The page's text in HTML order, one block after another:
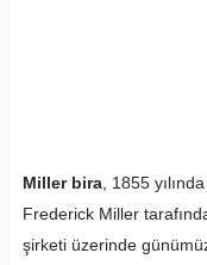
Miller bira, 1855
Frederick Miller
şirketi üzerinde